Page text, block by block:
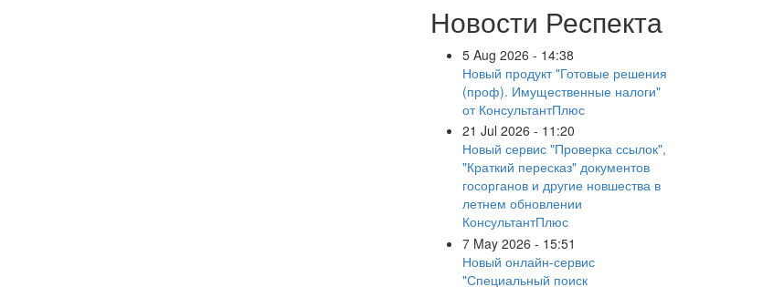
Новости Респекта
5 Aug 2026 - 14:38
Новый продукт "Готовые решения
(проф). Имущественные налоги"
от КонсультантПлюс
21 Jul 2026 - 11:20
Новый сервис "Проверка ссылок",
"Краткий пересказ" документов
госорганов и другие новшества в
летнем обновлении
КонсультантПлюс
7 May 2026 - 15:51
Новый онлайн-сервис
"Специальный поиск